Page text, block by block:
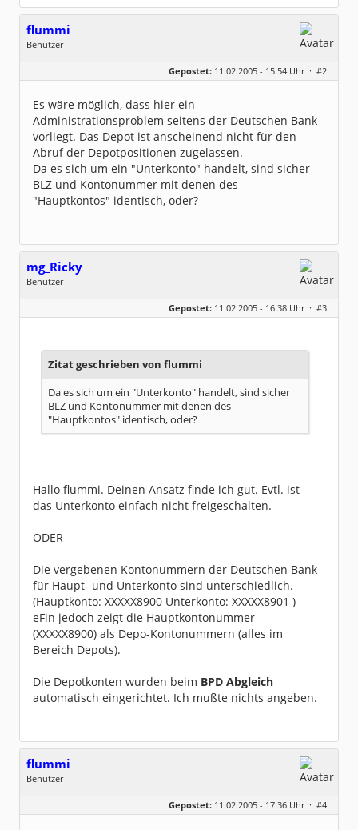
flummi
Benutzer
Dabei seit:
01 / 2005
Gepostet: 11.02.2005 - 15:54 Uhr · #2
Es wäre möglich, dass hier ein
Administrationsproblem seitens der Deutschen Bank
vorliegt. Das Depot ist anscheinend nicht für den
Abruf der Depotpositionen zugelassen.
Da es sich um ein "Unterkonto" handelt, sind sicher
BLZ und Kontonummer mit denen des
"Hauptkontos" identisch, oder?
mg_Ricky
Benutzer
Geschlecht:
keine Angabe
Dabei seit:
02 / 2005
Gepostet: 11.02.2005 - 16:38 Uhr · #3
Zitat geschrieben von flummi
Da es sich um ein "Unterkonto" handelt, sind sicher
BLZ und Kontonummer mit denen des
"Hauptkontos" identisch, oder?
Hallo flummi. Deinen Ansatz finde ich gut. Evtl. ist
das Unterkonto einfach nicht freigeschalten.
ODER
Die vergebenen Kontonummern der Deutschen Bank
für Haupt- und Unterkonto sind unterschiedlich.
(Hauptkonto: XXXXX8900 Unterkonto: XXXXX8901 )
eFin jedoch zeigt die Hauptkontonummer
(XXXXX8900) als Depo-Kontonummern (alles im
Bereich Depots).
Die Depotkonten wurden beim BPD Abgleich
automatisch eingerichtet. Ich mußte nichts angeben.
flummi
Benutzer
Dabei seit:
01 / 2005
Gepostet: 11.02.2005 - 17:36 Uhr · #4